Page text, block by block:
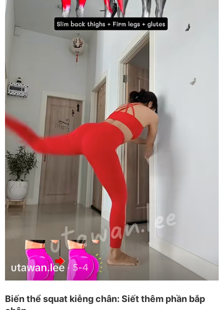
Biến thể squat kiễng chân: Siết thêm phần bắp